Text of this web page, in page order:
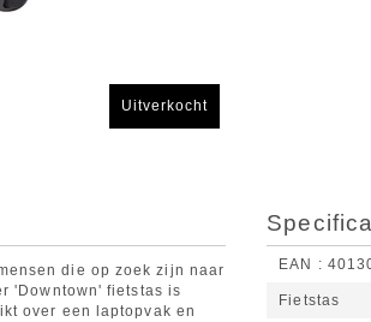
Uitverkocht
die op zoek zijn naar
'Downtown' fietstas is
over een laptopvak en
EAN
Fietstas